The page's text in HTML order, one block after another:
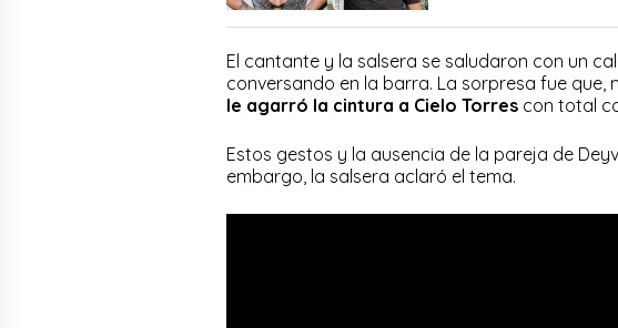
El cantante y la salsera se saludaron con un
conversando en la barra. La sorpresa fue que,
le agarró la cintura a Cielo Torres con total
Estos gestos y la ausencia de la pareja de
embargo, la salsera aclaró el tema.